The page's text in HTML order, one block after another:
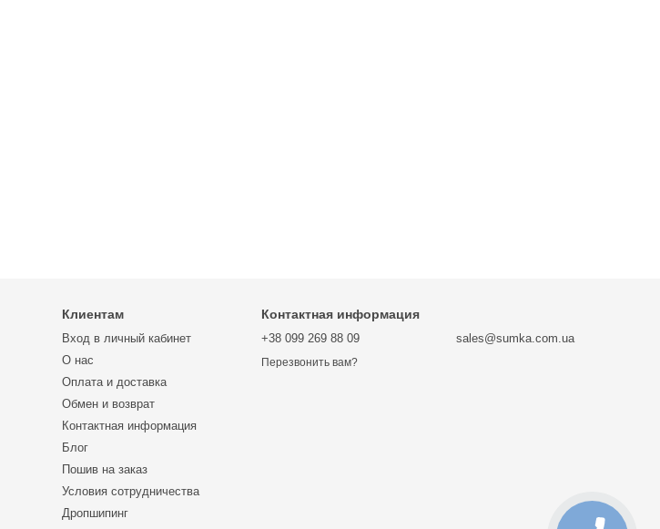
Клиентам
Вход в личный кабинет
О нас
Оплата и доставка
Обмен и возврат
Контактная информация
Блог
Пошив на заказ
Условия сотрудничества
Дропшипинг
Контактная информация
+38 099 269 88 09
Перезвонить вам?
sales@sumka.com.ua